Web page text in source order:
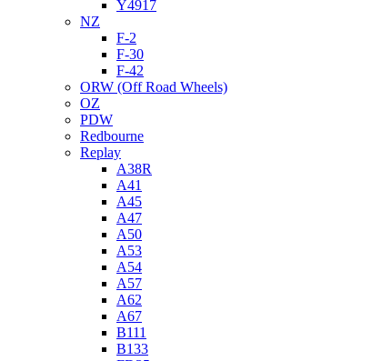
Y4917
NZ
F-2
F-30
F-42
ORW (Off Road Wheels)
OZ
PDW
Redbourne
Replay
A38R
A41
A45
A47
A50
A53
A54
A57
A62
A67
B111
B133